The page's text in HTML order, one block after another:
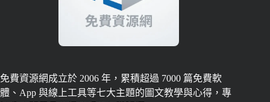
免費資源網成立於 2006 年，累積超過 7000 篇免費軟
體、App 與線上工具等七大主題的圖文教學與心得，專